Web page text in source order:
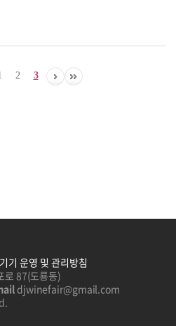
2 3
기 운영 및 관리방침
로 87(도룡동)
djwinefair@gmail.com